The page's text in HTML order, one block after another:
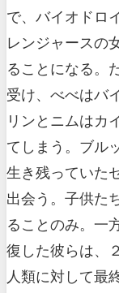
で、バイオドロ
レンジャースの
ることになる。
受け、べべはバ
リンとニムはカ
てしまう。ブル
生き残っていた
出会う。子供た
ることのみ。一
復した彼らは、
人類に対して最